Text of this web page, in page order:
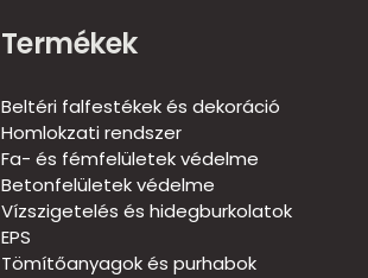
Termékek
Beltéri falfestékek és dekoráció
Homlokzati rendszer
Fa- és fémfelületek védelme
Betonfelületek védelme
Vízszigetelés és hidegburkolatok
EPS
Tömítőanyagok és purhabok